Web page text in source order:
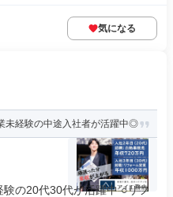
気になる
未経験の中途入社者が活躍中◎
の20代30代が活躍中 ○リフ